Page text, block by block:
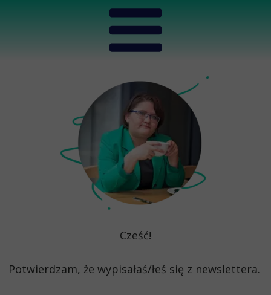
Cześć!
Potwierdzam, że wypisałaś/łeś się z newslettera.